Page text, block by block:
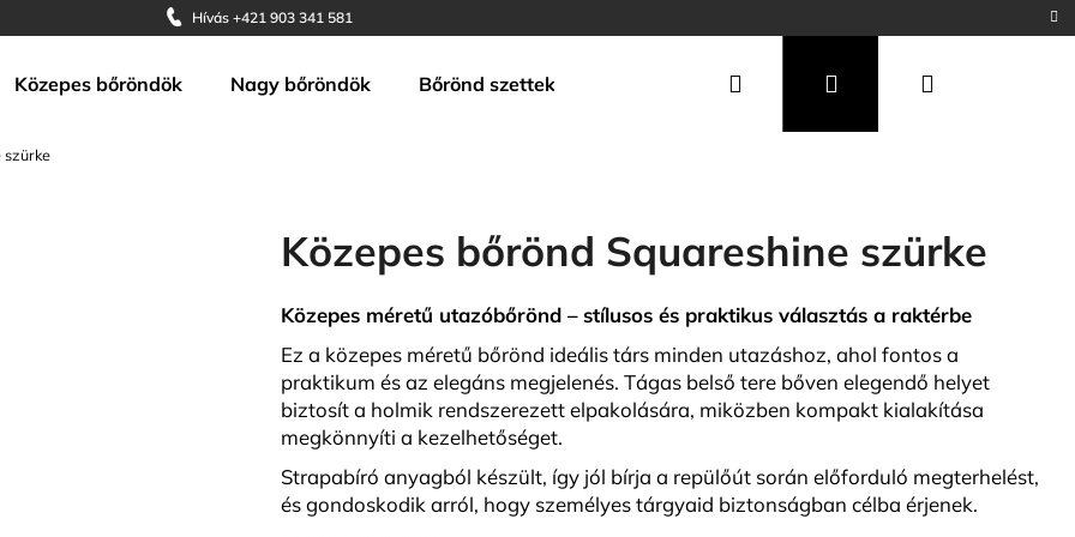
Hívás +421 903 341 581
Közepes bőröndök Nagy bőröndök Bőrönd szettek Keresés Bejelentkezés
Kosár
szürke
Közepes bőrönd Squareshine szürke
Közepes méretű utazóbőrönd – stílusos és praktikus választás a raktérbe
Ez a közepes méretű bőrönd ideális társ minden utazáshoz, ahol fontos a
praktikum és az elegáns megjelenés. Tágas belső tere bőven elegendő helyet
biztosít a holmik rendszerezett elpakolására, miközben kompakt kialakítása
megkönnyíti a kezelhetőséget.
Strapabíró anyagból készült, így jól bírja a repülőút során előforduló megterhelést,
és gondoskodik arról, hogy személyes tárgyaid biztonságban célba érjenek.
Következő